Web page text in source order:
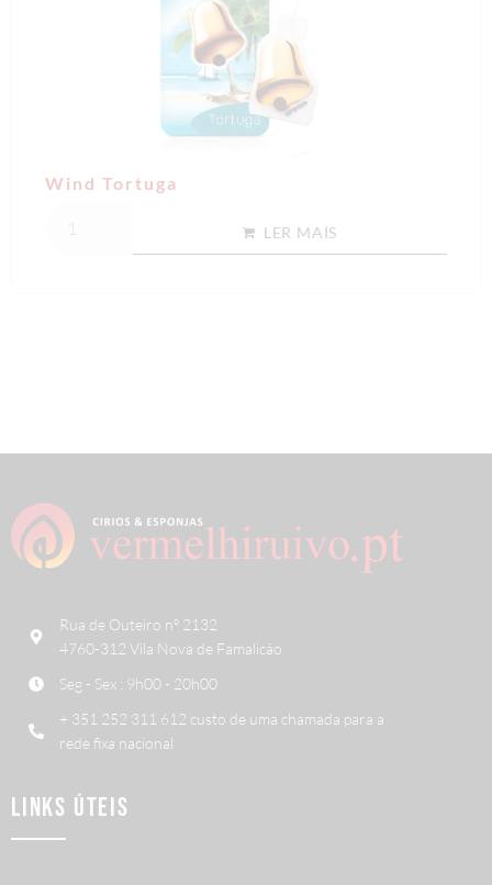
Wind Tortuga
LER MAIS
Rua de Outeiro nº 2132
4760-312 Vila Nova de Famalicão
Seg - Sex : 9h00 - 20h00
+ 351 252 311 612 custo de uma chamada para a
rede fixa nacional
LINKS ÚTEIS